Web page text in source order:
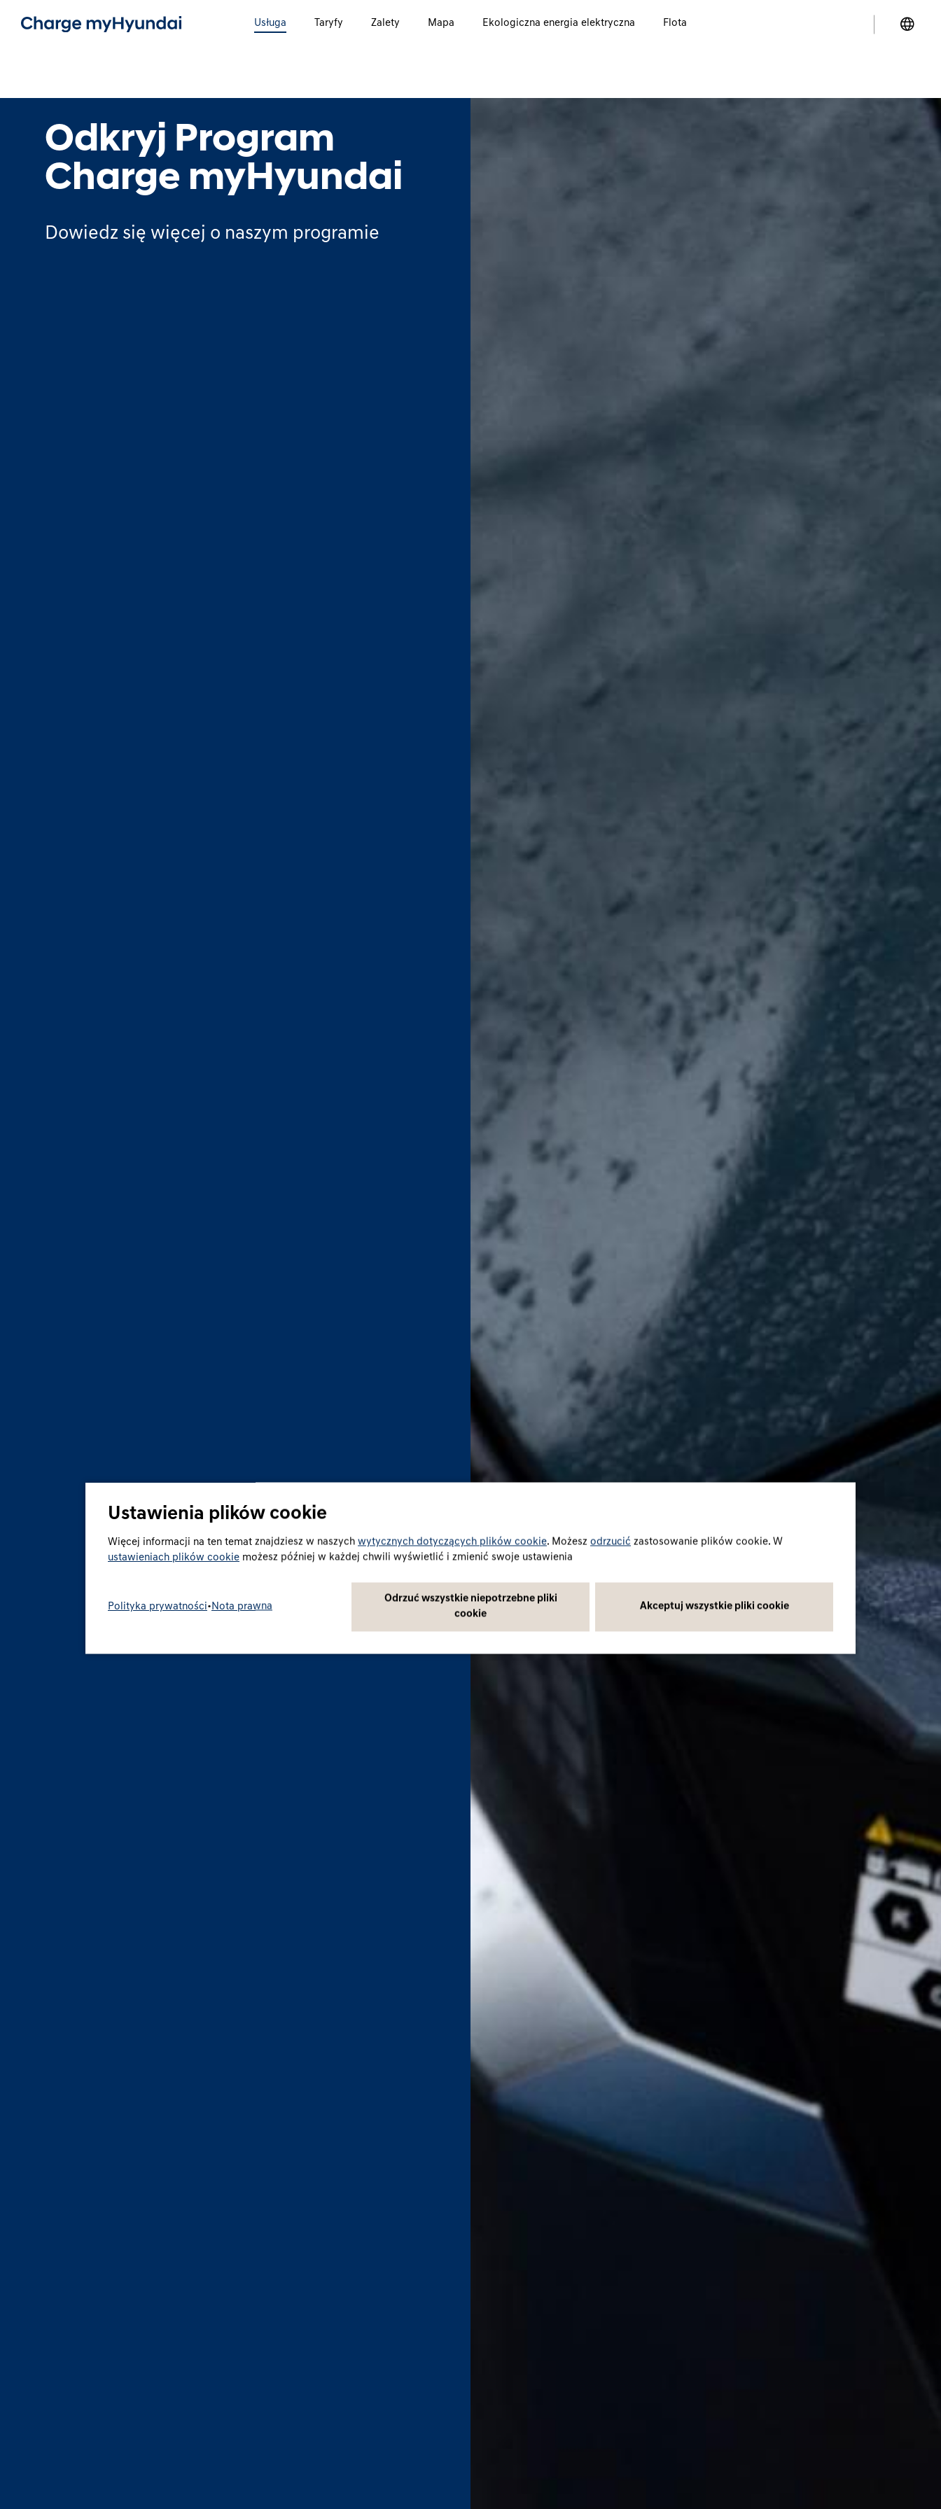
Usługa Taryfy Zalety Mapa Ekologiczna energia elektryczna Flota
Odkryj Program
Charge myHyundai
Dowiedz się więcej o naszym programie
Ustawienia plików cookie
Więcej informacji na ten temat znajdziesz w naszych wytycznych dotyczących plików cookie. Możesz odrzucić zastosowanie plików cookie. W
ustawieniach plików cookie możesz później w każdej chwili wyświetlić i zmienić swoje ustawienia
Odrzuć wszystkie niepotrzebne pliki
cookie
Akceptuj wszystkie pliki cookie
Polityka prywatności• Nota prawna